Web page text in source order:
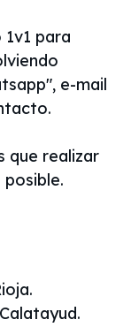
para
e-mail
que realizar